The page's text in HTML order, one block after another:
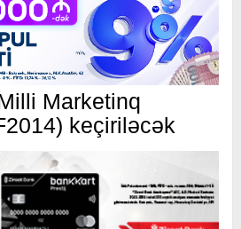
Marketinq
keçiriləcək